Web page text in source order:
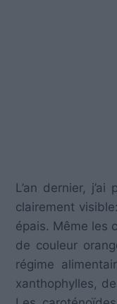
L’an dernier,
clairement
épais. Même les
de couleur
régime
xanthophylles,